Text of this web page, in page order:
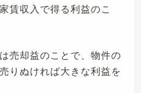
賃収入で得る利益のこ
売却益のことで、物件の
りぬければ大きな利益を